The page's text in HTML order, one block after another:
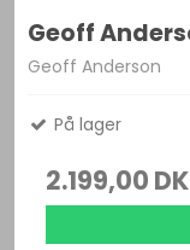
Geoff
Geoff Anderson
På lager
2.199,00